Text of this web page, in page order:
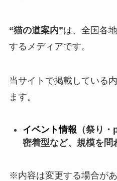
“猫の道案内”は、全国各
するメディアです。
当サイトで掲載している
ます。
イベント情報 （祭り
密着型など、規模を問
※内容は変更する場合があ